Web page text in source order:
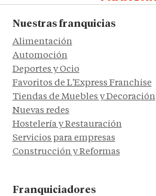
Nuestras franquicias
Alimentación
Automoción
Deportes y Ocio
Favoritos de L'Express Franchise
Tiendas de Muebles y Decoración
Nuevas redes
Hostelería y Restauración
Servicios para empresas
Construcción y Reformas
Franquiciadores